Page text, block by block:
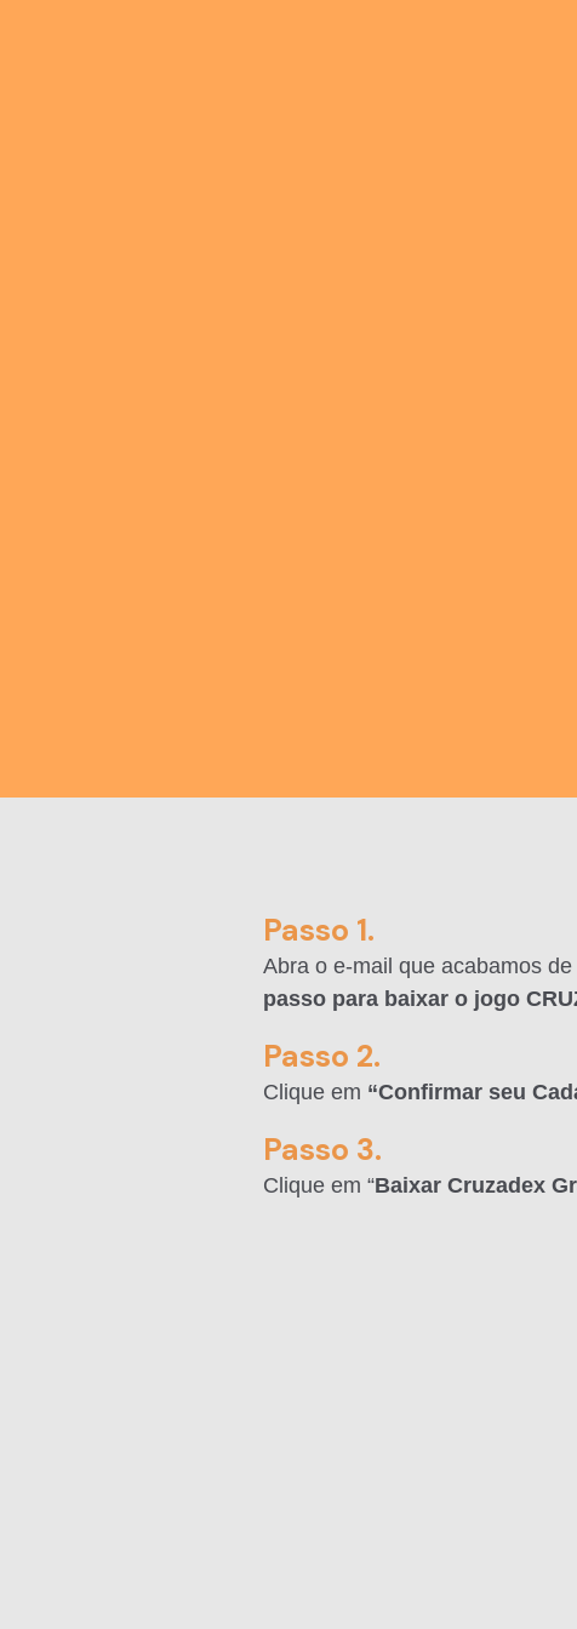
Passo 1.
Abra o e-mail que acabamos
passo para baixar o jogo
Passo 2.
Clique em “Confirmar seu
Passo 3.
Clique em “Baixar Cruzadex